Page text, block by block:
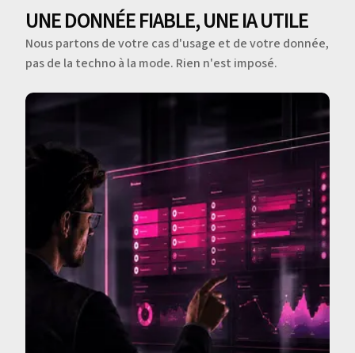
UNE DONNÉE FIABLE, UNE IA UTILE
Nous partons de votre cas d'usage et de votre donnée,
pas de la techno à la mode. Rien n'est imposé.